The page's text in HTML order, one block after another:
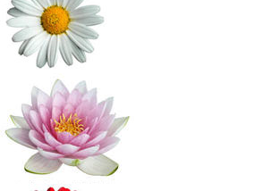
Аллергические реакции на коже
лица и косметика Герпес
Уход за красной каймой губ